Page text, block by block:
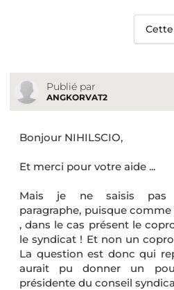
Publié par
ANGKORVAT2
Bonjour NIHILSCIO,
Et merci pour votre aide ...
Mais je ne saisis pas
paragraphe, puisque
, dans le cas présent le
le syndicat ! Et non un
La question est donc qui
aurait pu donner un
présidente du conseil